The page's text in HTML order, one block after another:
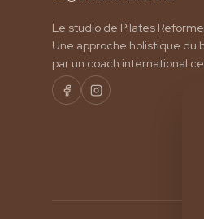
Le studio de Pilates
Une approche holistique du
par un coach international